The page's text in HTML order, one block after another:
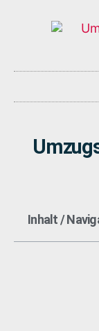
Inhalt /